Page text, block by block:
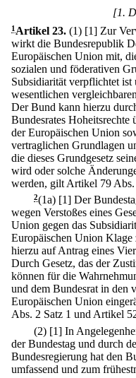
[1.
1 Artikel 23. (1) [1] Zur
wirkt die Bundesrepublik
Europäischen Union mit,
sozialen und föderativen
Subsidiarität verpflichtet ist
wesentlichen
Der Bund kann hierzu
Bundesrates Hoheitsrechte
der Europäischen Union
vertraglichen Grundlagen
die dieses Grundgesetz
wird oder solche
werden, gilt Artikel 79 Abs.
2(1a) [1] Der
wegen Verstoßes eines
Union gegen das
Europäischen Union Klage
hierzu auf Antrag eines
Durch Gesetz, das der
können für die
und dem Bundesrat in den
Europäischen Union
Abs. 2 Satz 1 und Artikel
(2) [1] In
der Bundestag und durch
Bundesregierung hat den
umfassend und zum